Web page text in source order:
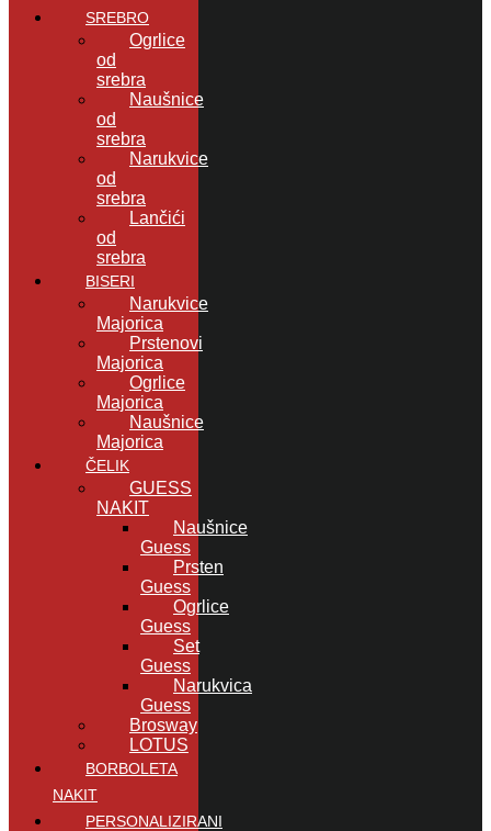
SREBRO
Ogrlice
od
srebra
Naušnice
od
srebra
Narukvice
od
srebra
Lančići
od
srebra
BISERI
Narukvice
Majorica
Prstenovi
Majorica
Ogrlice
Majorica
Naušnice
Majorica
ČELIK
GUESS
NAKIT
Naušnice
Guess
Prsten
Guess
Ogrlice
Guess
Set
Guess
Narukvica
Guess
Brosway
LOTUS
BORBOLETA
NAKIT
PERSONALIZIRANI